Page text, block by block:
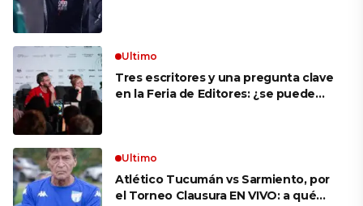
Ultimo
Tres escritores y una pregunta clave
en la Feria de Editores: ¿se puede
Ultimo
Atlético Tucumán vs Sarmiento, por
el Torneo Clausura EN VIVO: a qué